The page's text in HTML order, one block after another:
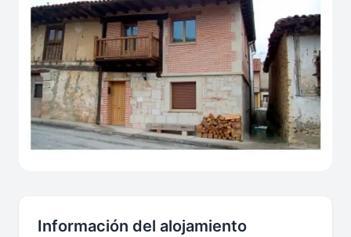
Información del alojamiento